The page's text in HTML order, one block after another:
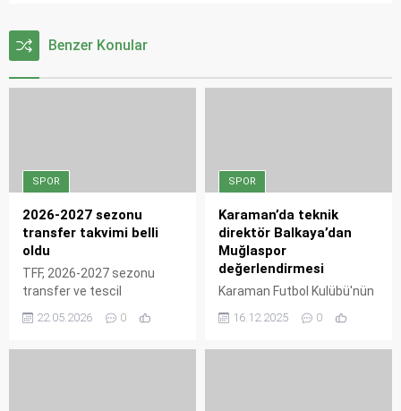
Benzer Konular
SPOR
2026-2027 sezonu
transfer takvimi belli
oldu
TFF, 2026-2027 sezonu
transfer ve tescil
dönemlerini belirledi. İlk
transfer dönemi 22 Haziran
22.05.2026 0
SPOR
Karaman’da teknik
direktör Balkaya’dan
Muğlaspor
değerlendirmesi
Karaman Futbol Kulübü'nün
teknik direktörü Niyazi
Balkaya, Muğlaspor ile 1-1
16.12.2025 0